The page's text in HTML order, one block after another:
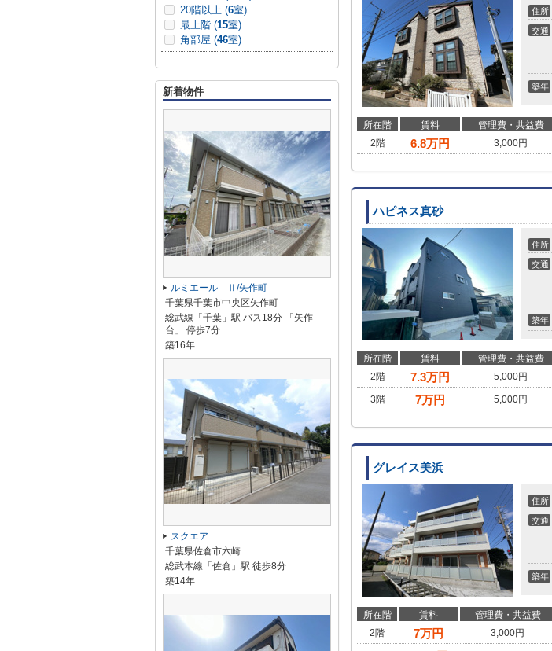
住所
交通
築年
所在階 賃料 管理費・共益費
2階
6.8万円 3,000円
ハピネス真砂
住所
交通
築年
所在階 賃料 管理費・共益費
2階
7.3万円 5,000円
3階
7万円 5,000円
グレイス美浜
住所
交通
築年
所在階 賃料 管理費・共益費
2階
7万円 3,000円
20階以上 (6室)
最上階 (15室)
角部屋 (46室)
新着物件
ルミエール Ⅱ/矢作町
千葉県千葉市中央区矢作町
総武線「千葉」駅 バス18分 「矢作
台」 停歩7分
築16年
スクエア
千葉県佐倉市六崎
総武本線「佐倉」駅 徒歩8分
築14年